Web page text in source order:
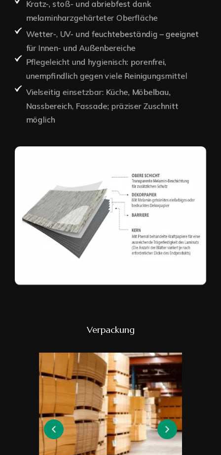
Kratz-, stoß- und abriebfest dank
melaminharzgehärteter Oberfläche
Wetter-, UV- und feuchtebeständig – geeignet
für Innen- und Außenbereiche
Pflegeleicht und hygienisch: porenfrei,
unempfindlich gegen viele Reinigungsmittel
Vielseitig einsetzbar: Küche, Möbelbau,
Nassbereich, Fassade; präziser Zuschnitt
möglich
Verpackung